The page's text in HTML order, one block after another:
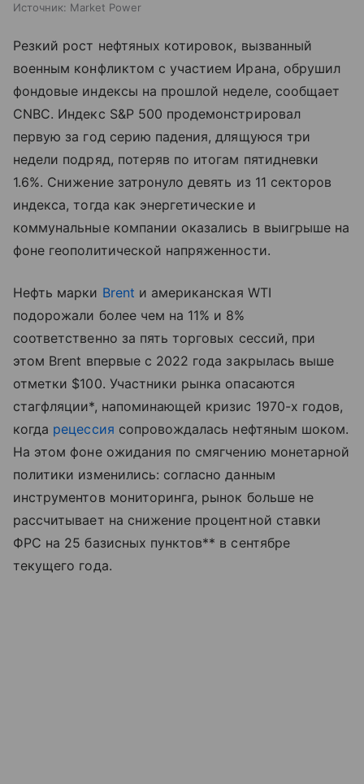
Источник: Market Power
Резкий рост нефтяных котировок, вызванный
военным конфликтом с участием Ирана, обрушил
фондовые индексы на прошлой неделе, сообщает
CNBC. Индекс S&P 500 продемонстрировал
первую за год серию падения, длящуюся три
недели подряд, потеряв по итогам пятидневки
1.6%. Снижение затронуло девять из 11 секторов
индекса, тогда как энергетические и
коммунальные компании оказались в выигрыше на
фоне геополитической напряженности.
Нефть марки Brent и американская WTI
подорожали более чем на 11% и 8%
соответственно за пять торговых сессий, при
этом Brent впервые с 2022 года закрылась выше
отметки $100. Участники рынка опасаются
стагфляции*, напоминающей кризис 1970-х годов,
когда рецессия сопровождалась нефтяным шоком.
На этом фоне ожидания по смягчению монетарной
политики изменились: согласно данным
инструментов мониторинга, рынок больше не
рассчитывает на снижение процентной ставки
ФРС на 25 базисных пунктов** в сентябре
текущего года.